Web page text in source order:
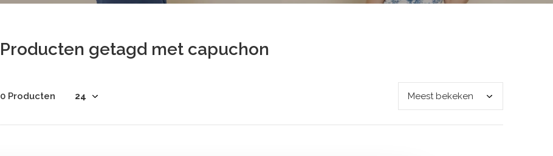
Producten getagd met capuchon
0 Producten